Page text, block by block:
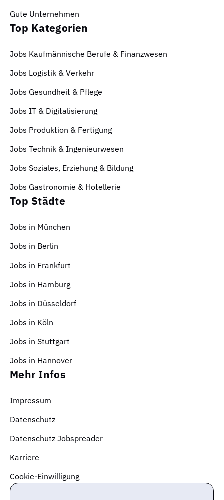
Gute Unternehmen
Top Kategorien
Jobs Kaufmännische Berufe & Finanzwesen
Jobs Logistik & Verkehr
Jobs Gesundheit & Pflege
Jobs IT & Digitalisierung
Jobs Produktion & Fertigung
Jobs Technik & Ingenieurwesen
Jobs Soziales, Erziehung & Bildung
Jobs Gastronomie & Hotellerie
Top Städte
Jobs in München
Jobs in Berlin
Jobs in Frankfurt
Jobs in Hamburg
Jobs in Düsseldorf
Jobs in Köln
Jobs in Stuttgart
Jobs in Hannover
Mehr Infos
Impressum
Datenschutz
Datenschutz Jobspreader
Karriere
Cookie-Einwilligung